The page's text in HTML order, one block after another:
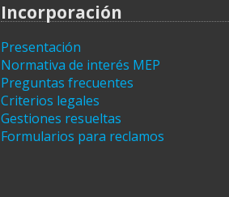
Incorporación
Presentación
Normativa de interés MEP
Preguntas frecuentes
Criterios legales
Gestiones resueltas
Formularios para reclamos